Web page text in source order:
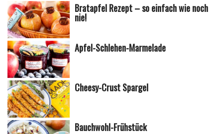
Bratapfel Rezept – so einfach wie noch
nie!
Apfel-Schlehen-Marmelade
Cheesy-Crust Spargel
Bauchwohl-Frühstück